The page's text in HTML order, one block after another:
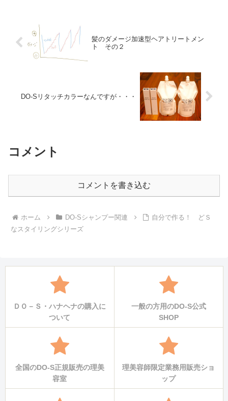
髪のダメージ加速型ヘアトリートメン
ト その２
DO-Sリタッチカラーなんですが・・・
コメント
コメントを書き込む
ホーム DO-Sシャンプー関連
自分で作る！ どＳ
なスタイリングシリーズ
ＤＯ－Ｓ・ハナヘナの購入に
ついて
一般の方用のDO-S公式
SHOP
全国のDO-S正規販売の理美
容室
理美容師限定業務用販売ショ
ップ